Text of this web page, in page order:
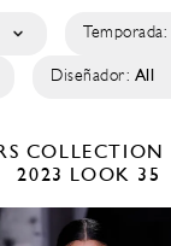
Temporada:
Diseñador: All
COLLECTION
2023
LOOK 35